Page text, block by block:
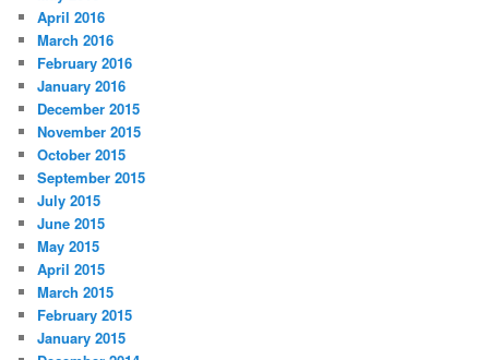
April 2016
March 2016
February 2016
January 2016
December 2015
November 2015
October 2015
September 2015
July 2015
June 2015
May 2015
April 2015
March 2015
February 2015
January 2015